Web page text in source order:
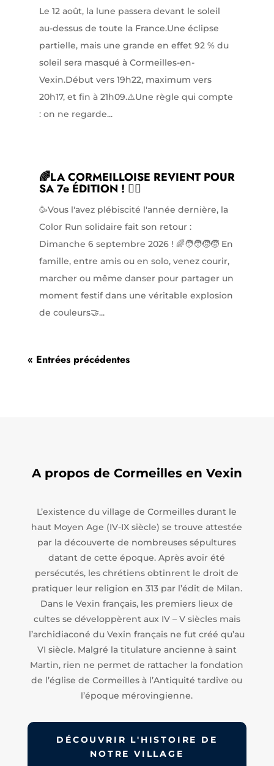
Le 12 août, la lune passera devant le soleil
au-dessus de toute la France.Une éclipse
partielle, mais une grande en effet 92 % du
soleil sera masqué à Cormeilles-en-
Vexin.Début vers 19h22, maximum vers
20h17, et fin à 21h09.⚠️Une règle qui compte
: on ne regarde...
🌈LA CORMEILLOISE REVIENT POUR
SA 7e ÉDITION ! 🏃‍♀️
🥳Vous l'avez plébiscité l'année dernière, la
Color Run solidaire fait son retour :
Dimanche 6 septembre 2026 ! 🌈🧑‍🧑‍🧒‍🧒 En
famille, entre amis ou en solo, venez courir,
marcher ou même danser pour partager un
moment festif dans une véritable explosion
de couleurs🤝...
« Entrées précédentes
A propos de Cormeilles en Vexin
L’existence du village de Cormeilles durant le
haut Moyen Age (IV-IX siècle) se trouve attestée
par la découverte de nombreuses sépultures
datant de cette époque. Après avoir été
persécutés, les chrétiens obtinrent le droit de
pratiquer leur religion en 313 par l’édit de Milan.
Dans le Vexin français, les premiers lieux de
cultes se développèrent aux IV – V siècles mais
l’archidiaconé du Vexin français ne fut créé qu’au
VI siècle. Malgré la titulature ancienne à saint
Martin, rien ne permet de rattacher la fondation
de l’église de Cormeilles à l’Antiquité tardive ou
l’époque mérovingienne.
DÉCOUVRIR L'HISTOIRE DE
NOTRE VILLAGE